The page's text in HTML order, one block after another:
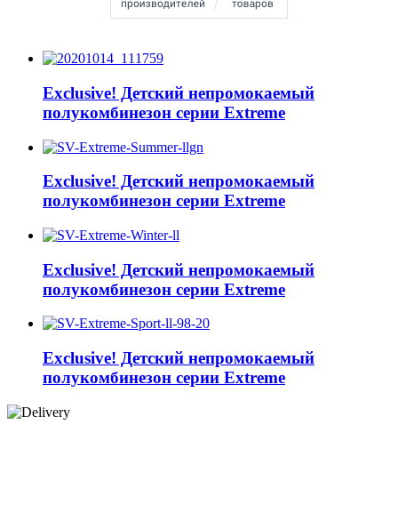
Exclusive! Детский непромокаемый
полукомбинезон серии Extreme
Exclusive! Детский непромокаемый
полукомбинезон серии Extreme
Exclusive! Детский непромокаемый
полукомбинезон серии Extreme
Exclusive! Детский непромокаемый
полукомбинезон серии Extreme